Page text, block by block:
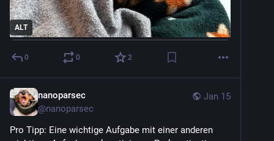
ALT
0 0 2
Jan 15
nanoparsec
@nanoparsec
Pro Tipp: Eine wichtige Aufgabe mit einer anderen